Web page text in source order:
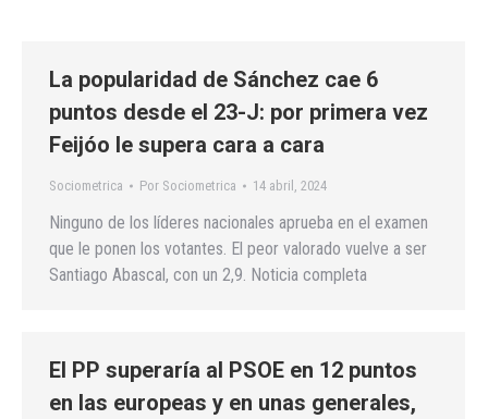
La popularidad de Sánchez cae 6
puntos desde el 23-J: por primera vez
Feijóo le supera cara a cara
Sociometrica Por Sociometrica 14 abril, 2024
Ninguno de los líderes nacionales aprueba en el examen
que le ponen los votantes. El peor valorado vuelve a ser
Santiago Abascal, con un 2,9. Noticia completa
El PP superaría al PSOE en 12 puntos
en las europeas y en unas generales,